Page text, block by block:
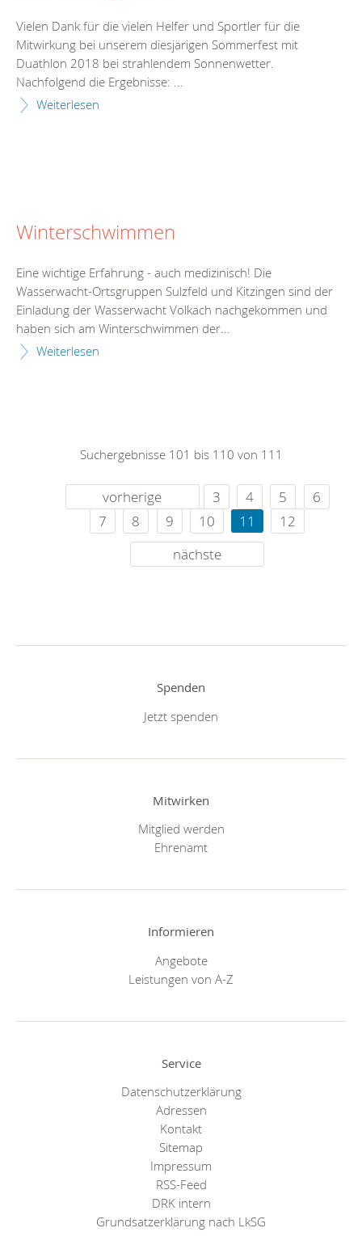
Vielen Dank für die vielen Helfer und Sportler für die
Mitwirkung bei unserem diesjärigen Sommerfest mit
Duathlon 2018 bei strahlendem Sonnenwetter.
Nachfolgend die Ergebnisse: ...
Weiterlesen
Winterschwimmen
Eine wichtige Erfahrung - auch medizinisch! Die
Wasserwacht-Ortsgruppen Sulzfeld und Kitzingen sind der
Einladung der Wasserwacht Volkach nachgekommen und
haben sich am Winterschwimmen der...
Weiterlesen
Suchergebnisse 101 bis 110 von 111
vorherige 3 4 5
6
7
8 9 10 11
12
nächste
Spenden
Jetzt spenden
Mitwirken
Mitglied werden
Ehrenamt
Informieren
Angebote
Leistungen von A-Z
Service
Datenschutzerklärung
Adressen
Kontakt
Sitemap
Impressum
RSS-Feed
DRK intern
Grundsatzerklärung nach LkSG